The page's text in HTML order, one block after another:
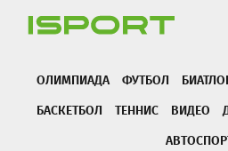
ОЛИМПИАДА ФУТБОЛ
БАСКЕТБОЛ
ТЕННИС ВИДЕО